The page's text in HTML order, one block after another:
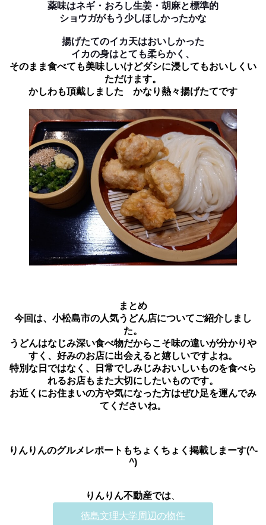
薬味はネギ・おろし生姜・胡麻と標準的
ショウガがもう少しほしかったかな
揚げたてのイカ天はおいしかった
イカの身はとても柔らかく、
そのまま食べても美味しいけどダシに浸してもおいしくい
ただけます。
かしわも頂戴しました かなり熱々揚げたてです
まとめ
今回は、小松島市の人気うどん店についてご紹介しまし
た。
うどんはなじみ深い食べ物だからこそ味の違いが分かりや
すく、好みのお店に出会えると嬉しいですよね。
特別な日ではなく、日常でしみじみおいしいものを食べら
れるお店もまた大切にしたいものです。
お近くにお住まいの方や気になった方はぜひ足を運んでみ
てくださいね。
りんりんのグルメレポートもちょくちょく掲載しまーす(^-
^)
りんりん不動産では
徳島文理大学周辺の物件